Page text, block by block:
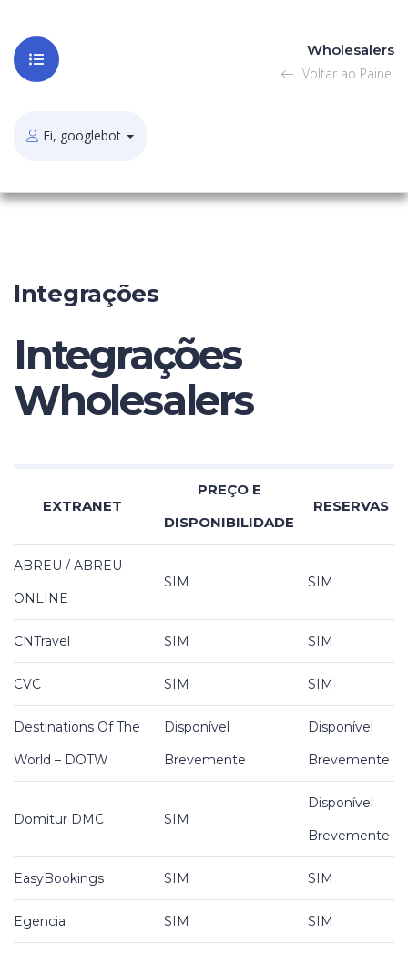
Wholesalers
Voltar ao Painel
Ei, googlebot
Integrações
Integrações
Wholesalers
EXTRANET
PREÇO E
DISPONIBILIDADE
RESERVAS
ABREU / ABREU
ONLINE
SIM SIM
CNTravel SIM SIM
CVC SIM SIM
Destinations Of The
World – DOTW
Disponível
Brevemente
Disponível
Brevemente
Domitur DMC SIM
Disponível
Brevemente
EasyBookings SIM SIM
Egencia SIM SIM